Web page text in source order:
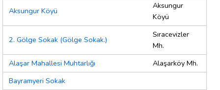
Aksungur Köyü
Aksungur
Köyü
2. Gölge Sokak (Gölge Sokak.)
Sıracevizler
Mh.
Alaşar Mahallesi Muhtarlığı
Alaşarköy Mh.
Bayramyeri Sokak